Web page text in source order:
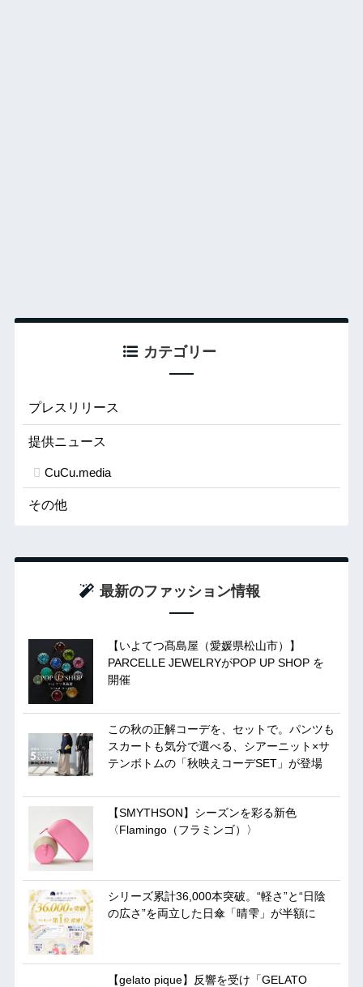
カテゴリー
プレスリリース
提供ニュース
CuCu.media
その他
最新のファッション情報
【いよてつ髙島屋（愛媛県松山市）】
PARCELLE JEWELRYがPOP UP SHOP を
開催
この秋の正解コーデを、セットで。パンツも
スカートも気分で選べる、シアーニット×サ
テンボトムの「秋映えコーデSET」が登場
【SMYTHSON】シーズンを彩る新色
〈Flamingo（フラミンゴ）〉
シリーズ累計36,000本突破。“軽さ”と“日陰
の広さ”を両立した日傘「晴雫」が半額に
【gelato pique】反響を受け「GELATO